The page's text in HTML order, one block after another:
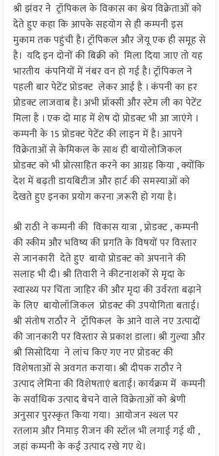
श्री झंवर ने ट्रॉपिकल के विकास का श्रेय विक्रेताओं को
देते हुए कहा कि आपके सहयोग से ही कम्पनी इस
मुकाम तक पहुंची है। ट्रॉपिकल और जेयू एक ही समूह से
है। यदि इन दोनों की बिक्री को मिला दिया जाए तो यह
भारतीय कंपनियों में नंबर वन हो गई है। ट्रॉपिकल ने
पहली बार पेटेंट प्रोडक्ट लेकर आई है । कंपनी का हर
प्रोडक्ट लाजवाब है। अभी प्रॉक्सी और स्टेम ली का पेटेंट
मिला है । एक दो माह में शेष दो प्रोडक्ट भी आ जाएंगे ।
कम्पनी के 15 प्रोडक्ट पेटेंट की लाइन में है। आपने
विक्रेताओं से केमिकल के साथ ही बायोलोजिकल
प्रोडक्ट को भी प्रोत्साहित करने का आग्रह किया , क्योंकि
देश में बढ़ती डायबिटीज और हार्ट की समस्याओं को
देखते हुए इनका प्रयोग करना ज़रूरी हो गया है।
श्री राठी ने कम्पनी की विकास यात्रा , प्रोडक्ट , कम्पनी
की स्कीम और भविष्य की प्रगति के विषयों पर विस्तार
से जानकारी देते हुए बायो प्रोडक्ट को अपनाने की
सलाह भी दी। श्री तिवारी ने कीटनाशकों से मृदा के
स्वास्थ्य पर चिंता जाहिर की और मृदा की उर्वरता बढ़ाने
के लिए बायोलॉजिकल प्रोडक्ट की उपयोगिता बताई।
श्री संतोष राठौर ने ट्रॉपिकल के आने वाले नए उत्पादों
की जानकारी पर विस्तार से प्रकाश डाला। श्री गुल्या और
श्री सिसोदिया ने लांच किए गए नए प्रोडक्ट की
विशेषताओं से अवगत कराया। श्री दीपक राठौर ने
उत्पाद लेमिना की विशेषताएं बताई। कार्यक्रम में कम्पनी
के सर्वाधिक उत्पाद बेचने वाले विक्रेताओं को श्रेणी
अनुसार पुरस्कृत किया गया। आयोजन स्थल पर
रतलाम और निमाड़ रीजन की स्टॉल भी लगाई गई थी ,
जहां कम्पनी के कई उत्पाद रखे गए थे।